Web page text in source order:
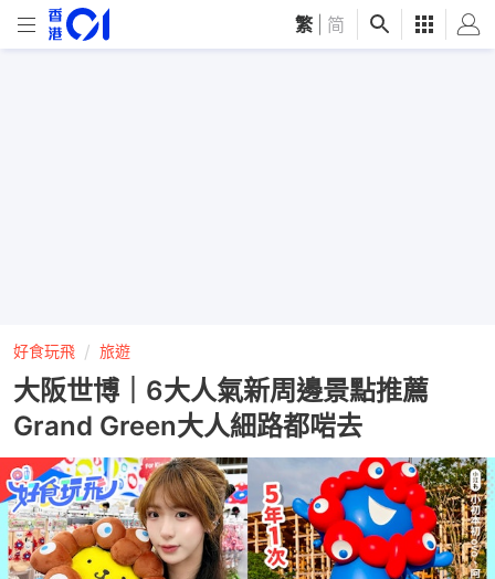
繁 简
好食玩飛 旅遊
大阪世博｜6大人氣新周邊景點推薦
Grand Green大人細路都啱去